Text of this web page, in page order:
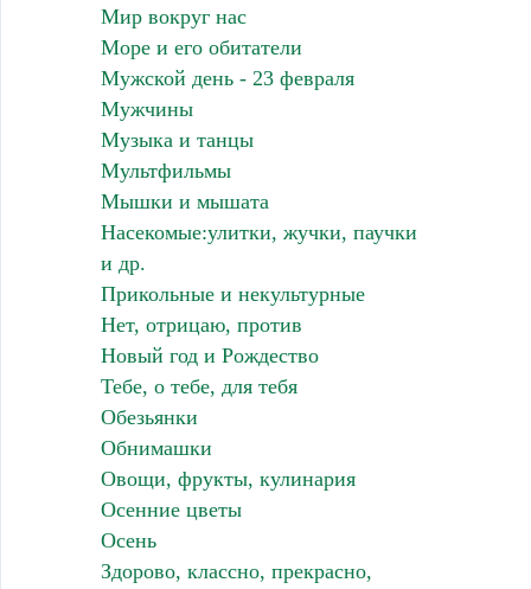
Мир вокруг нас
Море и его обитатели
Мужской день - 23 февраля
Мужчины
Музыка и танцы
Мультфильмы
Мышки и мышата
Насекомые:улитки, жучки, паучки
и др.
Прикольные и некультурные
Нет, отрицаю, против
Новый год и Рождество
Тебе, о тебе, для тебя
Обезьянки
Обнимашки
Овощи, фрукты, кулинария
Осенние цветы
Осень
Здорово, классно, прекрасно,